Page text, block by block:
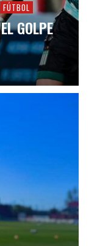
FÚTBOL
GOLPE